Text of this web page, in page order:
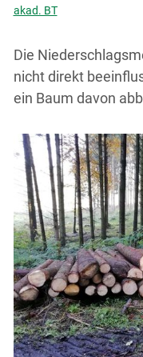
akad. BT
Die
nicht direkt
ein Baum davon